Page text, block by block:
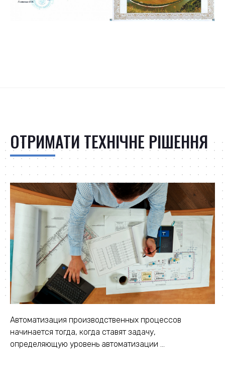
ОТРИМАТИ ТЕХНІЧНЕ РІШЕННЯ
Автоматизация производственных процессов
начинается тогда, когда ставят задачу,
определяющую уровень автоматизации ...